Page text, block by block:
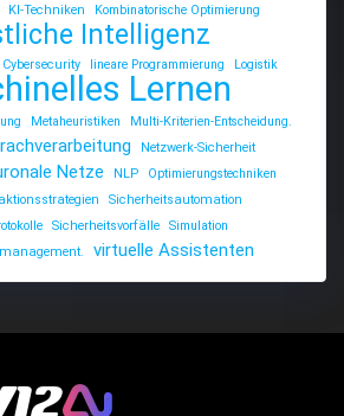
KI-Techniken Kombinatorische Optimierung
Intelligenz
lineare Programmierung Logistik
Lernen
Metaheuristiken Multi-Kriterien-Entscheidung.
Netzwerk-Sicherheit
Netze NLP
Optimierungstechniken
Sicherheitsautomation
Sicherheitsvorfälle
Simulation
virtuelle Assistenten